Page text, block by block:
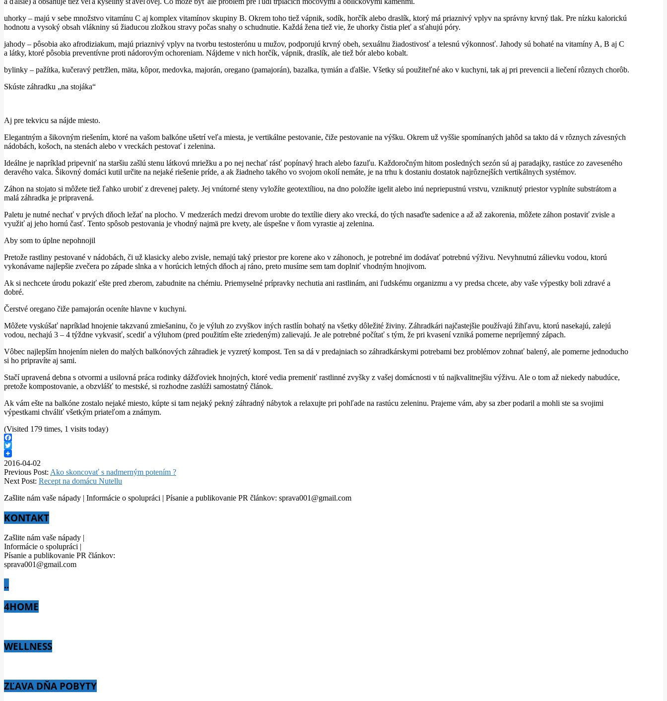
uhorky – majú v sebe množstvo vitamínu C aj komplex vitamínov skupiny B. Okrem toho tiež vápnik, sodík, horčík alebo draslík, ktorý má priaznivý vplyv na správny krvný tlak. Pre nízku kalorickú
hodnotu a vysoký obsah vlákniny sú žiaducou zložkou stravy počas snahy o schudnutie. Každá žena tiež vie, že uhorky čistia pleť a sťahujú póry.
jahody – pôsobia ako afrodiziakum, majú priaznivý vplyv na tvorbu testosterónu u mužov, podporujú krvný obeh, sexuálnu žiadostivosť a telesnú výkonnosť. Jahody sú bohaté na vitamíny A, B aj C
a látky, ktoré pôsobia preventívne proti nádorovým ochoreniam. Nájdeme v nich horčík, vápnik, draslík, ale tiež bór alebo kobalt.
bylinky – pažítka, kučeravý petržlen, mäta, kôpor, medovka, majorán, oregano (pamajorán), bazalka, tymián a ďalšie. Všetky sú použiteľné ako v kuchyni, tak aj pri prevencii a liečení rôznych chorôb.
Skúste záhradku „na stojáka“
Aj pre tekvicu sa nájde miesto.
Elegantným a šikovným riešením, ktoré na vašom balkóne ušetrí veľa miesta, je vertikálne pestovanie, čiže pestovanie na výšku. Okrem už vyššie spomínaných jahôd sa takto dá v rôznych závesných
nádobách, košoch, na stenách alebo v vreckách pestovať i zelenina.
Ideálne je napríklad pripevniť na staršiu zašlú stenu látkovú mriežku a po nej nechať rásť popínavý hrach alebo fazuľu. Každoročným hitom posledných sezón sú aj paradajky, rastúce zo zaveseného
deravého valca. Šikovný domáci kutil určite na nejaké riešenie príde, a ak žiadneho takého vo svojom okolí nemáte, je na trhu k dostaniu dostatok najrôznejších vertikálnych systémov.
Záhon na stojato si môžete tiež ľahko urobiť z drevenej palety. Jej vnútorné steny vyložíte geotextíliou, na dno položíte igelit alebo inú nepriepustnú vrstvu, vzniknutý priestor vyplníte substrátom a
malá záhradka je pripravená.
Paletu je nutné nechať v prvých dňoch ležať na plocho. V medzerách medzi drevom urobte do textílie diery ako vrecká, do tých nasaďte sadenice a až až zakorenia, môžete záhon postaviť zvisle a
využiť aj jeho hornú časť. Tento spôsob pestovania je vhodný najmä pre kvety, ale úspešne v ňom vyrastie aj zelenina.
Aby som to úplne nepohnojil
Pretože rastliny pestované v nádobách, či už klasicky alebo zvisle, nemajú taký priestor pre korene ako v záhonoch, je potrebné im dodávať potrebnú výživu. Nevyhnutnú zálievku vodou, ktorú
vykonávame najlepšie zvečera po západe slnka a v horúcich letných dňoch aj ráno, preto musíme sem tam doplniť vhodným hnojivom.
Ak si nechcete úrodu pokaziť ešte pred zberom, zabudnite na chémiu. Priemyselné prípravky nechutia ani rastlinám, ani ľudskému organizmu a vy predsa chcete, aby vaše výpestky boli zdravé a
dobré.
Čerstvé oregano čiže pamajorán oceníte hlavne v kuchyni.
Môžete vyskúšať napríklad hnojenie takzvanú zmiešaninu, čo je výluh zo zvyškov iných rastlín bohatý na všetky dôležité živiny. Záhradkári najčastejšie používajú žihľavu, ktorú nasekajú, zalejú
vodou, nechajú 3 – 4 týždne vykvasiť, scediť a výluhom (pred použitím ešte zriedeným) zalievajú. Je ale potrebné počítať s tým, že pri kvasení vzniká pomerne nepríjemný zápach.
Vôbec najlepším hnojením nielen do malých balkónových záhradiek je vyzretý kompost. Ten sa dá v predajniach so záhradkárskymi potrebami bez problémov zohnať balený, ale pomerne jednoducho
si ho pripravíte aj sami.
Stačí upravená debna s otvormi a usilovná práca rodinky dážďoviek hnojných, ktoré vedia premeniť rastlinné zvyšky z vašej domácnosti v tú najkvalitnejšiu výživu. Ale o tom až niekedy nabudúce,
pretože kompostovanie, a obzvlášť to mestské, si rozhodne zaslúži samostatný článok.
Ak vám ešte na balkóne zostalo nejaké miesto, kúpte si tam nejaký pekný záhradný nábytok a relaxujte pri pohľade na rastúcu zeleninu. Prajeme vám, aby sa zber podaril a mohli ste sa svojimi
výpestkami chváliť všetkým priateľom a známym.
(Visited 179 times, 1 visits today)
Facebook
Twitter
2016-04-02
Previous Post: Ako skoncovať s nadmerným potením ?
Next Post: Recept na domácu Nutellu
Zašlite nám vaše nápady | Informácie o spolupráci | Písanie a publikovanie PR článkov: sprava001@gmail.com
KONTAKT
Zašlite nám vaše nápady |
Informácie o spolupráci |
Písanie a publikovanie PR článkov:
sprava001@gmail.com
..
4HOME
WELLNESS
ZĽAVA DŇA POBYTY